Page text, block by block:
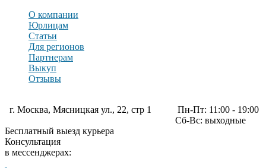
О компании
Юрлицам
Статьи
Для регионов
Партнерам
Выкуп
Отзывы
г. Москва, Мясницкая ул., 22, стр 1
Пн-Пт: 11:00 - 19:00
Сб-Вс: выходные
Бесплатный выезд курьера
Консультация
в мессенджерах: